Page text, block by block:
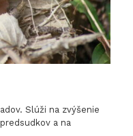
Slúži na zvýšenie
a na